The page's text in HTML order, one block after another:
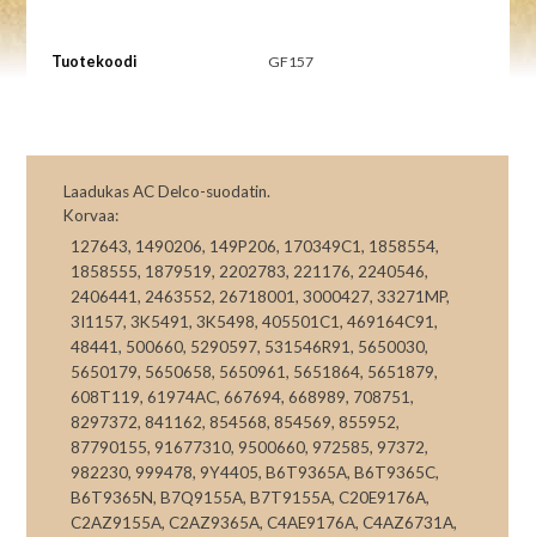
Tuotekoodi GF157
Laadukas AC Delco-suodatin.
Korvaa:
127643, 1490206, 149P206, 170349C1, 1858554,
1858555, 1879519, 2202783, 221176, 2240546,
2406441, 2463552, 26718001, 3000427, 33271MP,
3I1157, 3K5491, 3K5498, 405501C1, 469164C91,
48441, 500660, 5290597, 531546R91, 5650030,
5650179, 5650658, 5650961, 5651864, 5651879,
608T119, 61974AC, 667694, 668989, 708751,
8297372, 841162, 854568, 854569, 855952,
87790155, 91677310, 9500660, 972585, 97372,
982230, 999478, 9Y4405, B6T9365A, B6T9365C,
B6T9365N, B7Q9155A, B7T9155A, C20E9176A,
C2AZ9155A, C2AZ9365A, C4AE9176A, C4AZ6731A,